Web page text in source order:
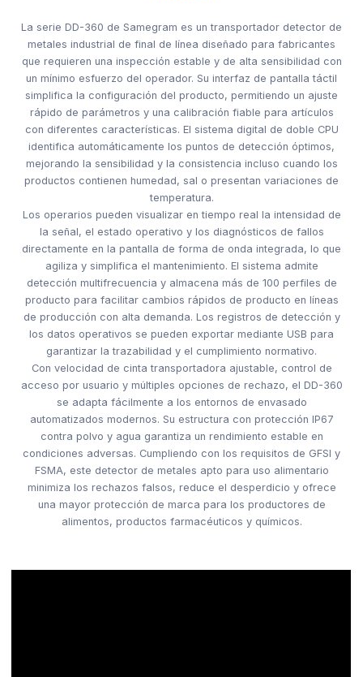
La serie DD-360 de Samegram es un transportador detector de
metales industrial de final de línea diseñado para fabricantes
que requieren una inspección estable y de alta sensibilidad con
un mínimo esfuerzo del operador. Su interfaz de pantalla táctil
simplifica la configuración del producto, permitiendo un ajuste
rápido de parámetros y una calibración fiable para artículos
con diferentes características. El sistema digital de doble CPU
identifica automáticamente los puntos de detección óptimos,
mejorando la sensibilidad y la consistencia incluso cuando los
productos contienen humedad, sal o presentan variaciones de
temperatura.
Los operarios pueden visualizar en tiempo real la intensidad de
la señal, el estado operativo y los diagnósticos de fallos
directamente en la pantalla de forma de onda integrada, lo que
agiliza y simplifica el mantenimiento. El sistema admite
detección multifrecuencia y almacena más de 100 perfiles de
producto para facilitar cambios rápidos de producto en líneas
de producción con alta demanda. Los registros de detección y
los datos operativos se pueden exportar mediante USB para
garantizar la trazabilidad y el cumplimiento normativo.
Con velocidad de cinta transportadora ajustable, control de
acceso por usuario y múltiples opciones de rechazo, el DD-360
se adapta fácilmente a los entornos de envasado
automatizados modernos. Su estructura con protección IP67
contra polvo y agua garantiza un rendimiento estable en
condiciones adversas. Cumpliendo con los requisitos de GFSI y
FSMA, este detector de metales apto para uso alimentario
minimiza los rechazos falsos, reduce el desperdicio y ofrece
una mayor protección de marca para los productores de
alimentos, productos farmacéuticos y químicos.